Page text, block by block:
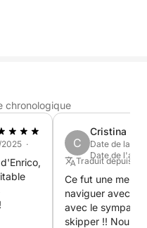
un supplément de
Quatu.
€
chronologique
·
C
Cristina
Date de la
Date de
Traduit depuis :
Ce fut une
naviguer avec le
avec le
skipper !! Nous